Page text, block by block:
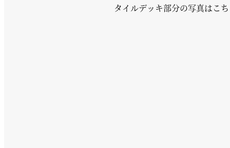
タイルデッキ部分の写真はこ